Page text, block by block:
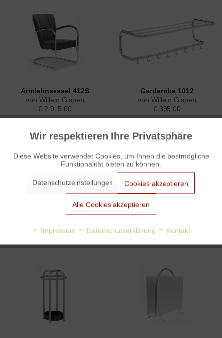
Armlehnsessel 412S
von Willem Gispen
€ 2.915,00
Garderobe 1012
von Willem Gispen
€ 395,00
von Willem Gispen
€ 435,00
von Wim Rietveld
€ 460,00
Funktionale Aktiv
Aktiv
Aktiv
Personalisierung Aktiv
Wir respektieren Ihre Privatsphäre
Diese Website verwendet Cookies, um Ihnen die bestmögliche
Funktionalität bieten zu können.
Datenschutzeinstellungen Cookies akzeptieren
Alle Cookies akzeptieren
Impressum Datenschutzerklärung Kontakt